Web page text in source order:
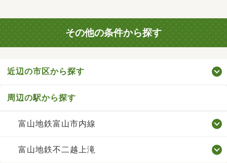
その他の条件から探す
近辺の市区から探す
周辺の駅から探す
富山地鉄富山市内線
富山地鉄不二越上滝